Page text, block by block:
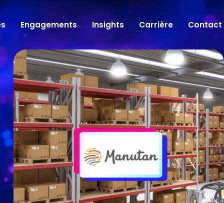
Engagements Insights Carrière Contact